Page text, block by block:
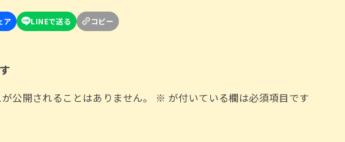
公開されることはありません。 ※ が付いている欄は必須項目です